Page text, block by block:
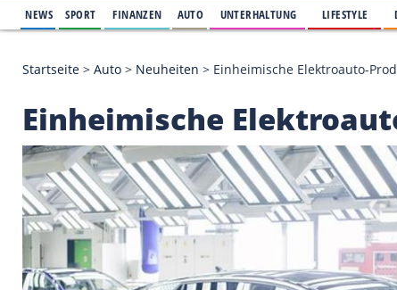
Startseite > Auto >Neuheiten > Einheimische
Einheimische